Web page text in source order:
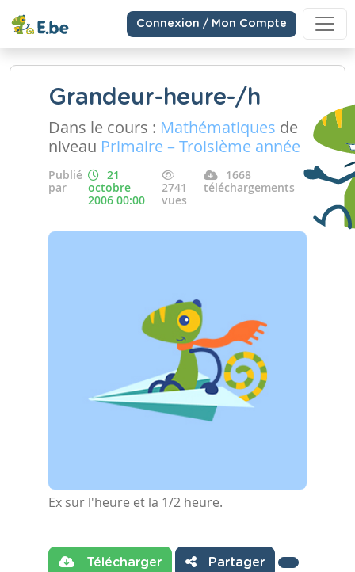
Connexion / Mon Compte
Grandeur-heure-/h
Dans le cours : Mathématiques de
niveau Primaire – Troisième année
Publié
par
21
octobre
2006 00:00
2741
vues
1668
téléchargements
Ex sur l'heure et la 1/2 heure.
Télécharger Partager